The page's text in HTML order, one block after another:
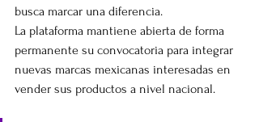
busca marcar una diferencia.
La plataforma mantiene abierta de forma
permanente su convocatoria para integrar
nuevas marcas mexicanas interesadas en
vender sus productos a nivel nacional.